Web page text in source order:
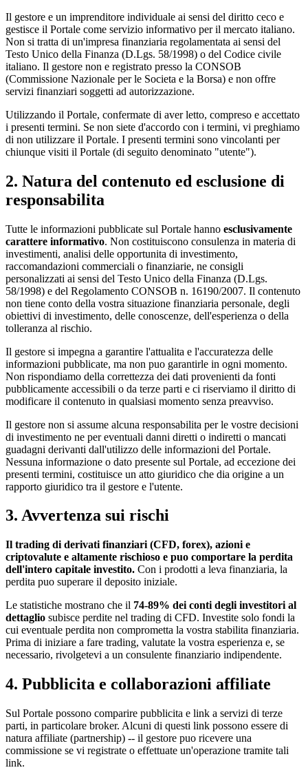
Il gestore e un imprenditore individuale ai sensi del diritto ceco e
gestisce il Portale come servizio informativo per il mercato italiano.
Non si tratta di un'impresa finanziaria regolamentata ai sensi del
Testo Unico della Finanza (D.Lgs. 58/1998) o del Codice civile
italiano. Il gestore non e registrato presso la CONSOB
(Commissione Nazionale per le Societa e la Borsa) e non offre
servizi finanziari soggetti ad autorizzazione.
Utilizzando il Portale, confermate di aver letto, compreso e accettato
i presenti termini. Se non siete d'accordo con i termini, vi preghiamo
di non utilizzare il Portale. I presenti termini sono vincolanti per
chiunque visiti il Portale (di seguito denominato "utente").
2. Natura del contenuto ed esclusione di
responsabilita
Tutte le informazioni pubblicate sul Portale hanno esclusivamente
carattere informativo. Non costituiscono consulenza in materia di
investimenti, analisi delle opportunita di investimento,
raccomandazioni commerciali o finanziarie, ne consigli
personalizzati ai sensi del Testo Unico della Finanza (D.Lgs.
58/1998) e del Regolamento CONSOB n. 16190/2007. Il contenuto
non tiene conto della vostra situazione finanziaria personale, degli
obiettivi di investimento, delle conoscenze, dell'esperienza o della
tolleranza al rischio.
Il gestore si impegna a garantire l'attualita e l'accuratezza delle
informazioni pubblicate, ma non puo garantirle in ogni momento.
Non rispondiamo della correttezza dei dati provenienti da fonti
pubblicamente accessibili o da terze parti e ci riserviamo il diritto di
modificare il contenuto in qualsiasi momento senza preavviso.
Il gestore non si assume alcuna responsabilita per le vostre decisioni
di investimento ne per eventuali danni diretti o indiretti o mancati
guadagni derivanti dall'utilizzo delle informazioni del Portale.
Nessuna informazione o dato presente sul Portale, ad eccezione dei
presenti termini, costituisce un atto giuridico che dia origine a un
rapporto giuridico tra il gestore e l'utente.
3. Avvertenza sui rischi
Il trading di derivati finanziari (CFD, forex), azioni e
criptovalute e altamente rischioso e puo comportare la perdita
dell'intero capitale investito. Con i prodotti a leva finanziaria, la
perdita puo superare il deposito iniziale.
Le statistiche mostrano che il 74-89% dei conti degli investitori al
dettaglio subisce perdite nel trading di CFD. Investite solo fondi la
cui eventuale perdita non comprometta la vostra stabilita finanziaria.
Prima di iniziare a fare trading, valutate la vostra esperienza e, se
necessario, rivolgetevi a un consulente finanziario indipendente.
4. Pubblicita e collaborazioni affiliate
Sul Portale possono comparire pubblicita e link a servizi di terze
parti, in particolare broker. Alcuni di questi link possono essere di
natura affiliate (partnership) -- il gestore puo ricevere una
commissione se vi registrate o effettuate un'operazione tramite tali
link.